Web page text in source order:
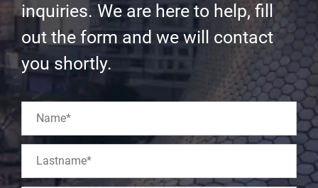
inquiries. We are here to help, fill
out the form and we will contact
you shortly.